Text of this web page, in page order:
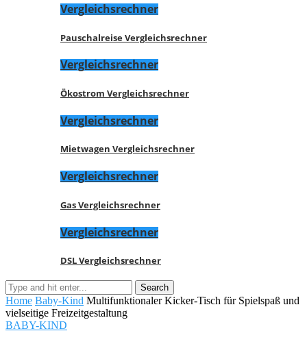
Vergleichsrechner
Pauschalreise Vergleichsrechner
Vergleichsrechner
Ökostrom Vergleichsrechner
Vergleichsrechner
Mietwagen Vergleichsrechner
Vergleichsrechner
Gas Vergleichsrechner
Vergleichsrechner
DSL Vergleichsrechner
Home Baby-Kind Multifunktionaler Kicker-Tisch für Spielspaß und
vielseitige Freizeitgestaltung
BABY-KIND